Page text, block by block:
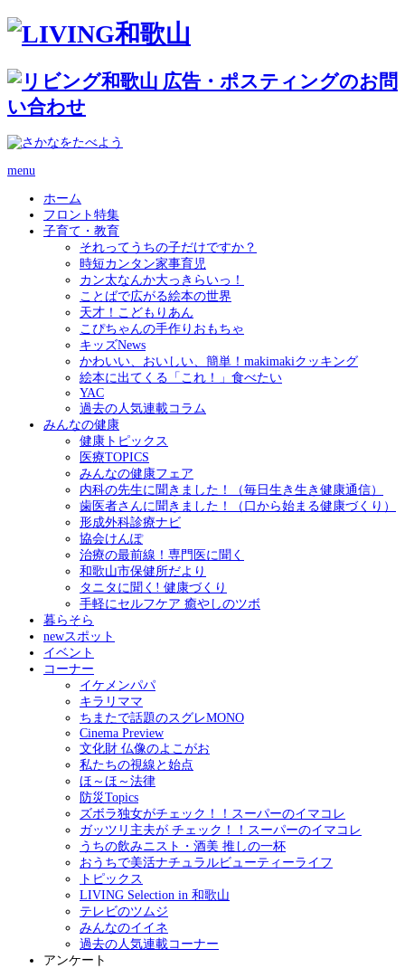
menu
ホーム
フロント特集
子育て・教育
それってうちの子だけですか？
時短カンタン家事育児
カン太なんか大っきらいっ！
ことばで広がる絵本の世界
天才！こどもりあん
こぴちゃんの手作りおもちゃ
キッズNews
かわいい、おいしい、簡単！makimakiクッキング
絵本に出てくる「これ！」食べたい
YAC
過去の人気連載コラム
みんなの健康
健康トピックス
医療TOPICS
みんなの健康フェア
内科の先生に聞きました！（毎日生き生き健康通信）
歯医者さんに聞きました！（口から始まる健康づくり）
形成外科診療ナビ
協会けんぽ
治療の最前線！専門医に聞く
和歌山市保健所だより
タニタに聞く! 健康づくり
手軽にセルフケア 癒やしのツボ
暮らそら
newスポット
イベント
コーナー
イケメンパパ
キラリママ
ちまたで話題のスグレMONO
Cinema Preview
文化財 仏像のよこがお
私たちの視線と始点
ほ～ほ～法律
防災Topics
ズボラ独女がチェック！！スーパーのイマコレ
ガッツリ主夫が チェック！！スーパーのイマコレ
うちの飲みニスト・酒美 推しの一杯
おうちで美活ナチュラルビューティーライフ
トピックス
LIVING Selection in 和歌山
テレビのツムジ
みんなのイイネ
過去の人気連載コーナー
アンケート